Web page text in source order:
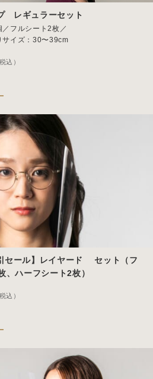
レギュラーセット
フルシート2枚／
イズ：30〜39cm
込）
セール】レイヤード セット（フ
、ハーフシート2枚）
込）